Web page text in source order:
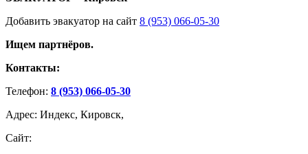
Добавить эвакуатор на сайт 8 (953) 066-05-30
Ищем партнёров.
Контакты:
Телефон: 8 (953) 066-05-30
Адрес: Индекс, Кировск,
Сайт: